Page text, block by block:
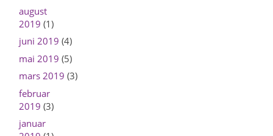
august
2019 (1)
juni 2019 (4)
mai 2019 (5)
mars 2019 (3)
februar
2019 (3)
januar